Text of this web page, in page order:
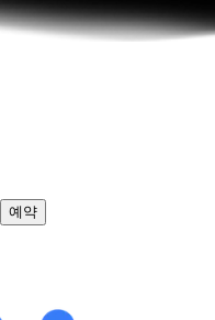
예약